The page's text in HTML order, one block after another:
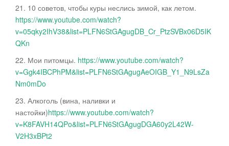
21. 10 советов, чтобы куры неслись зимой, как летом.
https://www.youtube.com/watch?
v=05qky2IhV38&list=PLFN6StGAgugDB_Cr_PtzSVBx06D5IK
QKn
22. Мои питомцы. https://www.youtube.com/watch?
v=Ggk4IBCPhPM&list=PLFN6StGAgugAeOIGB_Y1_N9LsZa
Nm0mDo
23. Алкоголь (вина, наливки и
настойки)https://www.youtube.com/watch?
v=K8FAVH14QPo&list=PLFN6StGAgugDGA60y2L42W-
V2H3xBPt2